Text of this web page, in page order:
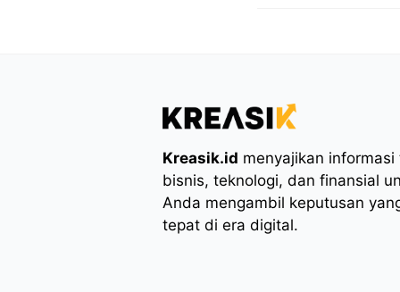
Kreasik.id menyajikan
bisnis, teknologi, dan finansial
Anda mengambil keputusan
tepat di era digital.